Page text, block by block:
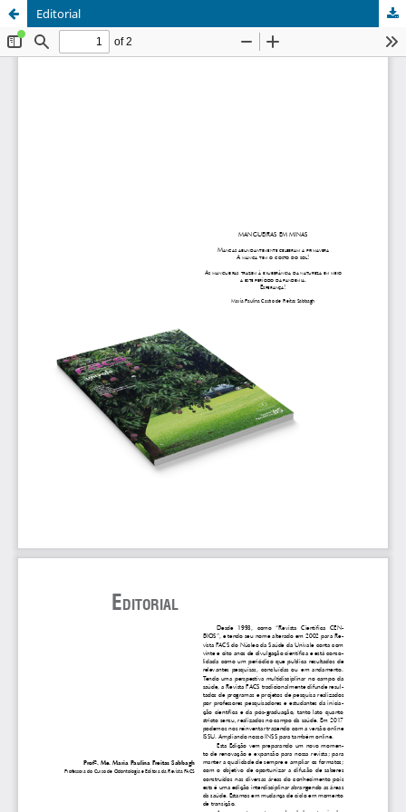
Editorial